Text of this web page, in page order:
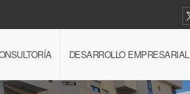
DESARROLLO EMPRESARIAL